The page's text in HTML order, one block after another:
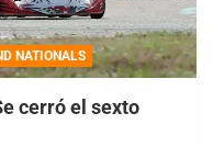
NATIONALS
cerró el sexto